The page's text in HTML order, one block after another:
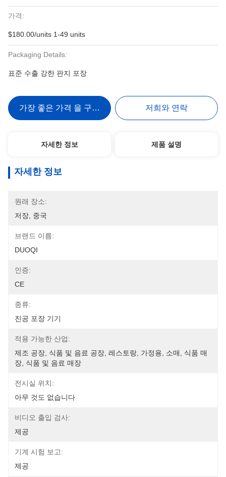
가격:
$180.00/units 1-49 units
Packaging Details:
표준 수출 강한 판지 포장
가장 좋은 가격 을 구하라 저희와 연락
자세한 정보 제품 설명
자세한 정보
원래 장소:
저장, 중국
브랜드 이름:
DUOQI
인증:
CE
종류:
진공 포장 기기
적용 가능한 산업:
제조 공장, 식품 및 음료 공장, 레스토랑, 가정용, 소매, 식품 매
장, 식품 및 음료 매장
전시실 위치:
아무 것도 없습니다
비디오 출입 검사:
제공
기계 시험 보고:
제공